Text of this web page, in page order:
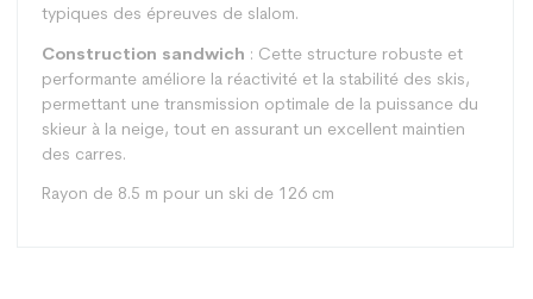
typiques des épreuves de slalom.
Construction sandwich : Cette structure robuste et
performante améliore la réactivité et la stabilité des skis,
permettant une transmission optimale de la puissance du
skieur à la neige, tout en assurant un excellent maintien
des carres.
Rayon de 8.5 m pour un ski de 126 cm